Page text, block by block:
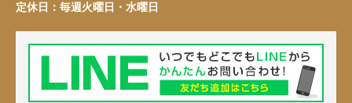
定休日： 毎週火曜日・水曜日